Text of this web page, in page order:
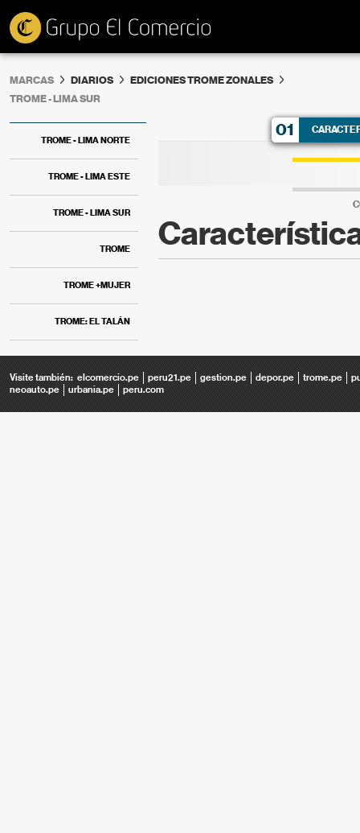
MARCAS DIARIOS
EDICIONES TROME ZONALES
TROME - LIMA SUR
TROME - LIMA NORTE
TROME - LIMA ESTE
TROME - LIMA SUR
TROME
TROME +MUJER
TROME: EL TALÁN
01
Visite también: elcomercio.pe peru21.pe gestion.pe depor.pe trome.pe
neoauto.pe
urbania.pe peru.com